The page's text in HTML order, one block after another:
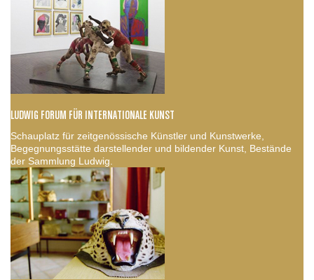
LUDWIG FORUM FÜR INTERNATIONALE KUNST
Schauplatz für zeitgenössische Künstler und Kunstwerke,
Begegnungsstätte darstellender und bildender Kunst, Bestände
der Sammlung Ludwig.